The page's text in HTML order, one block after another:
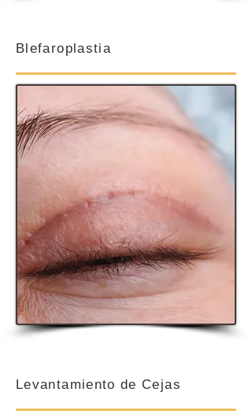
Blefaroplastia
Levantamiento de Cejas